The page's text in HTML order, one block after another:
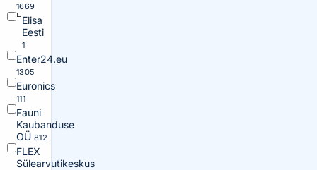
1669
Elisa
Eesti
1
Enter24.eu
1305
Euronics
111
Fauni
Kaubanduse
OÜ 812
FLEX
Sülearvutikeskus